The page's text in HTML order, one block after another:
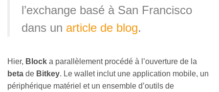
l’exchange basé à San Francisco
dans un article de blog.
Hier, Block a parallèlement procédé à l’ouverture de la
beta de Bitkey. Le wallet inclut une application mobile, un
périphérique matériel et un ensemble d’outils de